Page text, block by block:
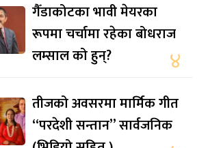
गैँडाकोटका भावी मेयरका
रूपमा चर्चामा रहेका बोधराज
लम्साल को हुन्?
४
तीजको अवसरमा मार्मिक गीत
“परदेशी सन्तान” सार्वजनिक